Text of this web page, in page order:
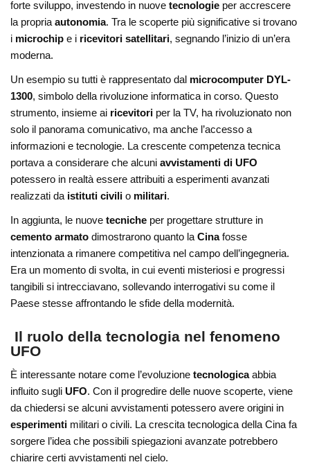
forte sviluppo, investendo in nuovetecnologie per accrescere
la propriaautonomia. Tra le scoperte più significative si trovano
i microchip e i ricevitori satellitari, segnando l’inizio di un’era
moderna.
Un esempio su tutti è rappresentato dal microcomputer DYL-
1300, simbolo della rivoluzione informatica in corso. Questo
strumento, insieme ai ricevitori per la TV, ha rivoluzionato non
solo il panorama comunicativo, ma anche l’accesso a
informazioni e tecnologie. La crescente competenza tecnica
portava a considerare che alcuniavvistamenti di UFO
potessero in realtà essere attribuiti a esperimenti avanzati
realizzati da istituti civili o militari.
In aggiunta, le nuovetecniche per progettare strutture in
cemento armato dimostrarono quanto laCinafosse
intenzionata a rimanere competitiva nel campo dell’ingegneria.
Era un momento di svolta, in cui eventi misteriosi e progressi
tangibili si intrecciavano, sollevando interrogativi su come il
Paese stesse affrontando le sfide della modernità.
Il ruolo della tecnologia nel fenomeno
UFO
È interessante notare come l’evoluzionetecnologicaabbia
influito sugli UFO. Con il progredire delle nuove scoperte, viene
da chiedersi se alcuni avvistamenti potessero avere origini in
esperimenti militari o civili. La crescita tecnologica della Cina fa
sorgere l’idea che possibili spiegazioni avanzate potrebbero
chiarire certi avvistamenti nel cielo.